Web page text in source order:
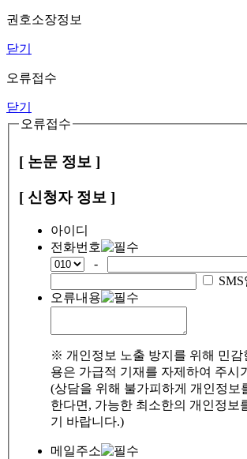
권호소장정보
닫기
오류접수
닫기
오류접수
[ 논문 정보 ]
[ 신청자 정보 ]
아이디
전화번호
-
오류내용
※ 개인정보 노출 방지를 위해 민감
용은 가급적 기재를 자제하여 주시
(상담을 위해 불가피하게 개인정보
한다면, 가능한 최소한의 개인정보
기 바랍니다.)
메일주소